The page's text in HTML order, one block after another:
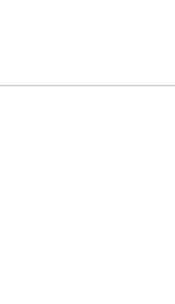
อบ"
ขับเคลื่อนอุตสาหกรรมสินเชื่อโลก